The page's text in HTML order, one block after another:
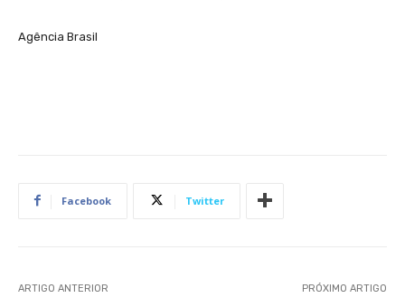
Agência Brasil
Facebook Twitter
ARTIGO ANTERIOR PRÓXIMO ARTIGO